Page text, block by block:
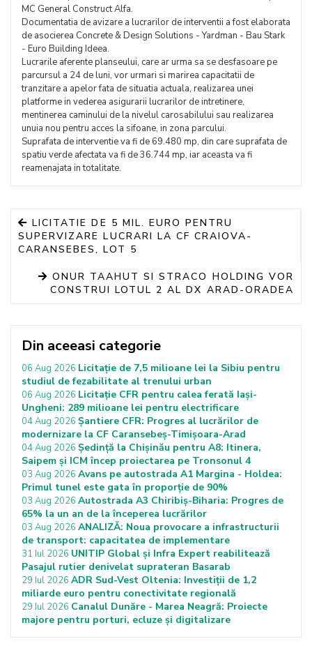
MC General Construct Alfa.
Documentatia de avizare a lucrarilor de interventii a fost elaborata
de asocierea Concrete & Design Solutions - Yardman - Bau Stark
- Euro Building Ideea.
Lucrarile aferente planseului, care ar urma sa se desfasoare pe
parcursul a 24 de luni, vor urmari si marirea capacitatii de
tranzitare a apelor fata de situatia actuala, realizarea unei
platforme in vederea asigurarii lucrarilor de intretinere,
mentinerea caminului de la nivelul carosabilului sau realizarea
unuia nou pentru acces la sifoane, in zona parcului.
Suprafata de interventie va fi de 69.480 mp, din care suprafata de
spatiu verde afectata va fi de 36.744 mp, iar aceasta va fi
reamenajata in totalitate.
LICITATIE DE 5 MIL. EURO PENTRU
SUPERVIZARE LUCRARI LA CF CRAIOVA-
CARANSEBES, LOT 5
ONUR TAAHUT SI STRACO HOLDING VOR
CONSTRUI LOTUL 2 AL DX ARAD-ORADEA
Din aceeasi categorie
06 Aug 2026 Licitație de 7,5 milioane lei la Sibiu pentru
studiul de fezabilitate al trenului urban
06 Aug 2026 Licitație CFR pentru calea ferată Iași-
Ungheni: 289 milioane lei pentru electrificare
04 Aug 2026 Șantiere CFR: Progres al lucrărilor de
modernizare la CF Caransebeș-Timișoara-Arad
04 Aug 2026 Ședință la Chișinău pentru A8: Itinera,
Saipem și ICM încep proiectarea pe Tronsonul 4
03 Aug 2026 Avans pe autostrada A1 Margina - Holdea:
Primul tunel este gata în proporție de 90%
03 Aug 2026 Autostrada A3 Chiribiș-Biharia: Progres de
65% la un an de la începerea lucrărilor
03 Aug 2026 ANALIZĂ: Noua provocare a infrastructurii
de transport: capacitatea de implementare
31 Iul 2026 UNITIP Global și Infra Expert reabilitează
Pasajul rutier denivelat suprateran Basarab
29 Iul 2026 ADR Sud-Vest Oltenia: Investiții de 1,2
miliarde euro pentru conectivitate regională
29 Iul 2026 Canalul Dunăre - Marea Neagră: Proiecte
majore pentru porturi, ecluze și digitalizare